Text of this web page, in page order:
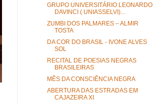
GRUPO UNIVERSITÁRIO LEONARDO
DAVINCI ( UNIASSELVI)...
ZUMBI DOS PALMARES – ALMIR
TOSTA
DA COR DO BRASIL - IVONE ALVES
SOL
RECITAL DE POESIAS NEGRAS
BRASILEIRAS
MÊS DA CONSCIÊNCIA NEGRA
ABERTURA DAS ESTRADAS EM
CAJAZEIRA XI